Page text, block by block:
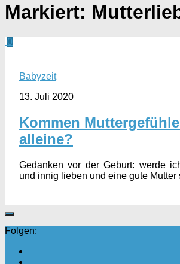
Markiert:
0
Babyzeit
13. Juli 2020
Kommen
alleine?
Gedanken vor der Geburt: werde
und innig lieben und eine gute Mutter
Folgen: